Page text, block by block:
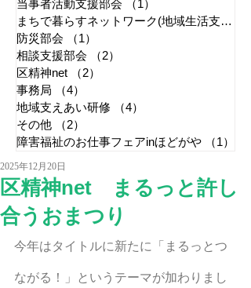
当事者活動支援部会
（1）
まちで暮らすネットワーク(地域生活支援拠点部会)
防災部会
（1）
相談支援部会
（2）
区精神net
（2）
事務局
（4）
地域支えあい研修
（4）
その他
（2）
障害福祉のお仕事フェアinほどがや
（1）
区精神net まるっと許し
合うおまつり
2025年12月20日
今年はタイトルに新たに「まるっとつ
ながる！」というテーマが加わりまし